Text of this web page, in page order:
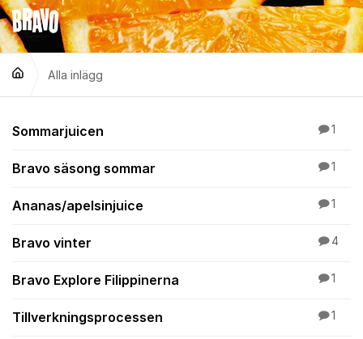
Hoppa till innehåll
Alla inlägg
Alla inlägg
Sommarjuicen 1
Bravo säsong sommar 1
Ananas/apelsinjuice 1
Bravo vinter 4
Bravo Explore Filippinerna 1
Tillverkningsprocessen 1